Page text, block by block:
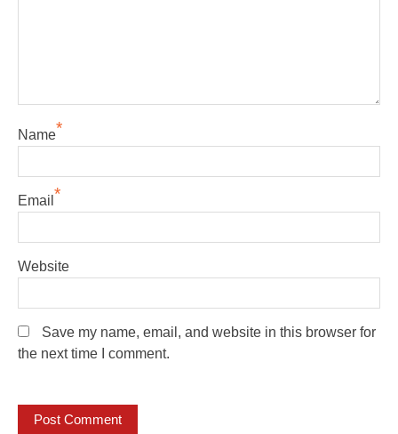
Name*
Email *
Website
Save my name, email, and website in this browser for
the next time I comment.